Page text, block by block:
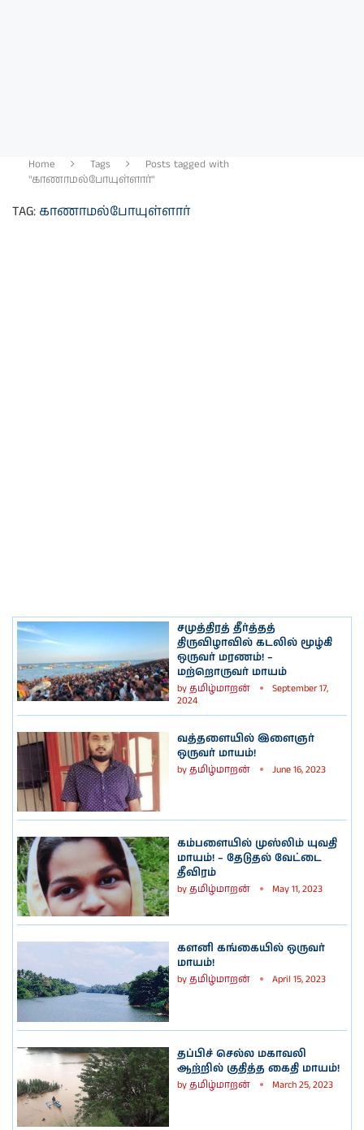
Home Tags
Posts tagged with
"காணாமல்போயுள்ளார்"
TAG: காணாமல்போயுள்ளார்
சமுத்திரத் தீர்த்தத்
திருவிழாவில் கடலில் மூழ்கி
ஒருவர் மரணம்! –
மற்றொருவர் மாயம்
byதமிழ்மாறன்
September 17,
2024
வத்தளையில் இளைஞர்
ஒருவர் மாயம்!
byதமிழ்மாறன் June 16, 2023
கம்பளையில் முஸ்லிம் யுவதி
மாயம்! – தேடுதல் வேட்டை
தீவிரம்
byதமிழ்மாறன் May 11, 2023
களனி கங்கையில் ஒருவர்
மாயம்!
byதமிழ்மாறன் April 15, 2023
தப்பிச் செல்ல மகாவலி
ஆற்றில் குதித்த கைதி மாயம்!
byதமிழ்மாறன் March 25, 2023